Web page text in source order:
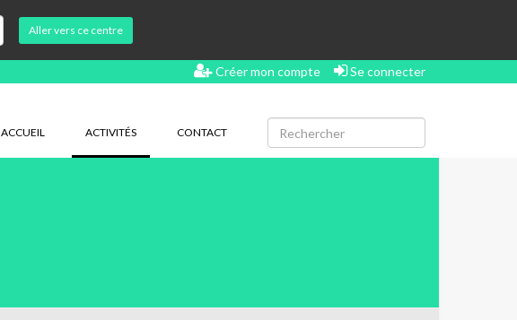
Aller vers ce centre
Créer mon compte Se connecter
ACCUEIL ACTIVITÉS(CURRENT)CONTACT